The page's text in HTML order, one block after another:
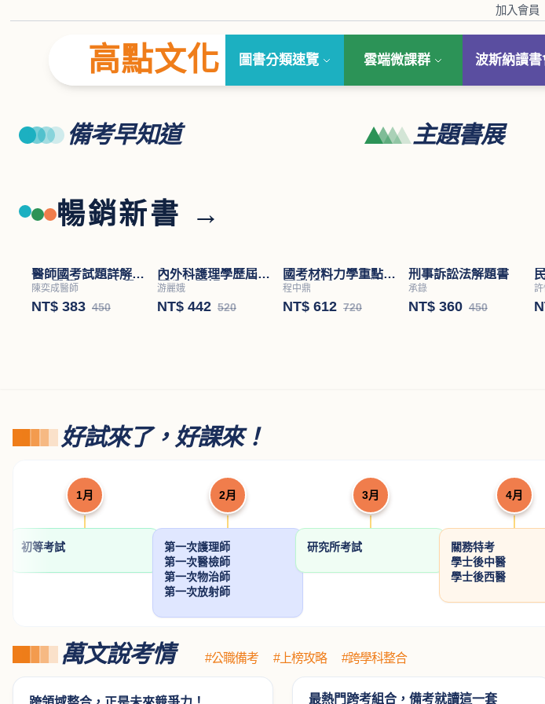
加入會員
高點文化 圖書分類速覽 雲端微課群 波斯納讀書
備考早知道 主題書展
暢銷新書 →
醫師國考試題詳解
(Ⅱ)醫學(四)－小兒
科
陳奕成醫師
NT$ 383 450
內外科護理學歷屆試
題分章題解
游麗娥
NT$ 442 520
國考材料力學重點暨
題型解析
程中鼎
NT$ 612 720
刑事訴訟法解題書
承錄
NT$ 360 450
許
好試來了，好課來！
1月 2月 3月 4月
初等考試
第一次護理師
第一次醫檢師
第一次物治師
第一次放射師
研究所考試
關務特考
學士後中醫
學士後西醫
萬文說考情 #公職備考 #上榜攻略 #跨學科整合
最熱門跨考組合，備考就讀這一套